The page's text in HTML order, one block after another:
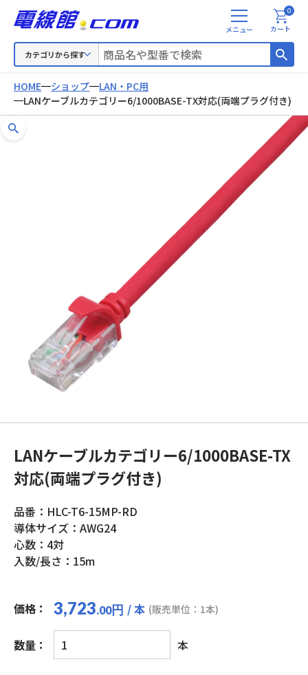
カテゴリから探す
メ
ニ
カート
0
HOME ショップ
LAN・PC用
LANケーブルカテゴリー6/1000BASE-TX対応(両端プラグ付き)
LANケーブルカテゴリー6/1000BASE-TX
対応(両端プラグ付き)
品番：HLC-T6-15MP-RD
導体サイズ：AWG24
心数：4対
入数/長さ：15m
価格： 3,723.00円 / 本 (販売単位：1本)
数量：
LAN
ケ
本